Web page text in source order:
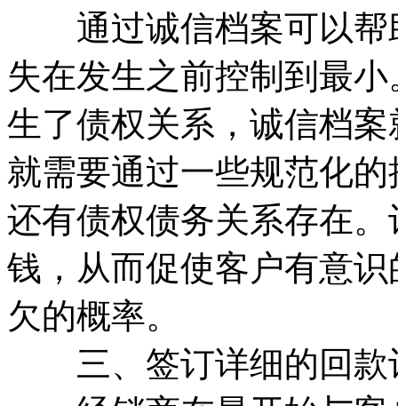
通过诚信档案可以帮
失在发生之前控制到最
生了债权关系，诚信档
就需要通过一些规范化
还有债权债务关系存在
钱，从而促使客户有意
欠的概率。
三、签订详细的回款